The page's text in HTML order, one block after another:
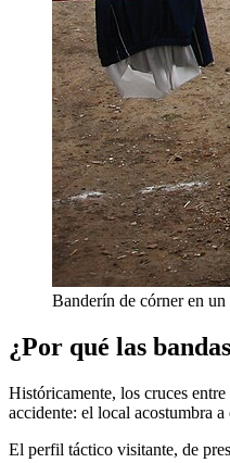
Banderín de córner en
¿Por qué las
Históricamente, los cruces
accidente: el local acostumbra
El perfil táctico visitante, de